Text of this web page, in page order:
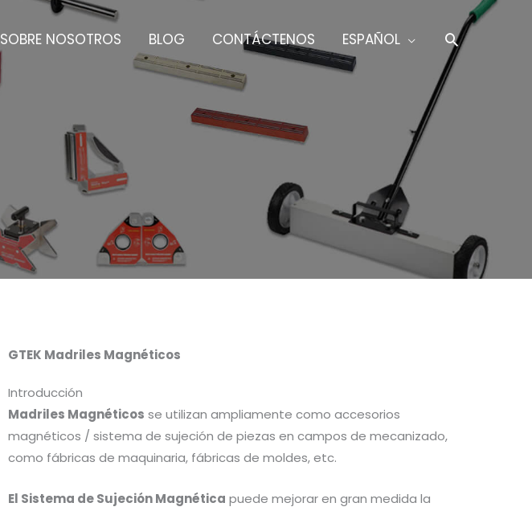
SOBRE NOSOTROS BLOG CONTÁCTENOS ESPAÑOL BUSCAR
GTEK Madriles Magnéticos
Introducción
Madriles Magnéticos se utilizan ampliamente como accesorios
magnéticos / sistema de sujeción de piezas en campos de mecanizado,
como fábricas de maquinaria, fábricas de moldes, etc.
El Sistema de Sujeción Magnética puede mejorar en gran medida la